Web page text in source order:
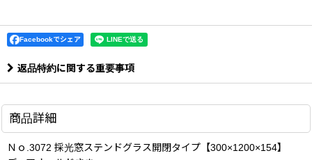
Facebookでシェア
返品特約に関する重要事項
商品詳細
Ｎｏ.3072 採光窓ステンドグラス開閉タイプ【300×1200×154】